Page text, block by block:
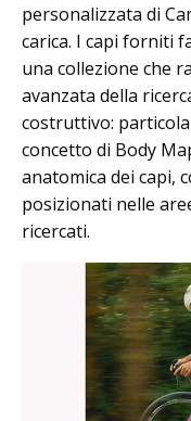
personalizzata di
carica. I capi forniti
una collezione che
avanzata della
costruttivo:
concetto di Body
anatomica dei capi,
posizionati nelle
ricercati.